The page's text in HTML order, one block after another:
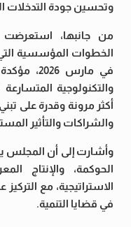
وتحسين جودة التدخلات
من جانبها، استعرضت
الخطوات المؤسسية
في مارس
والتكنولوجية
أكثر مرونة وقدرة على
والشراكات والتأثير
وأشارت إلى أن المجلس
الحوكمة، والإنتاج
الاستراتيجية، مع
في قضايا التنمية.